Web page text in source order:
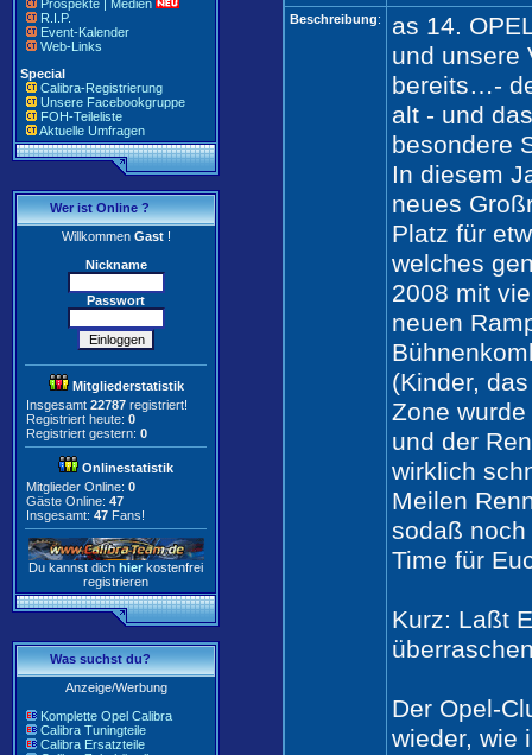
Prospekte | Medien
R.I.P.
Event-Kalender
Web-Links
Special
Calibra-Registrierung
Unsere Facebookgruppe
FOH-Teileliste
Aktuelle Umfragen
Wer ist Online ?
WillkommenGast!
Nickname
Passwort
Mitgliederstatistik
Insgesamt 22787 registriert!
Registriert heute: 0
Registriert gestern: 0
Onlinestatistik
Mitglieder Online: 0
Gäste Online: 47
Insgesamt: 47 Fans!
Du kannst dich hier kostenfrei
registrieren
Was suchst du?
Anzeige/Werbung
Komplette Opel Calibra
Calibra Tuningteile
Calibra Ersatzteile
Beschreibung:
as 14.
und unsere
bereits…-
alt - und
besondere
In diesem
neues
Platz für
welches
2008 mit
neuen
(Kinder,
Zone
und der
wirklich
Meilen
sodaß
Time für
Kurz: Laßt
Der Opel-
wieder, wie